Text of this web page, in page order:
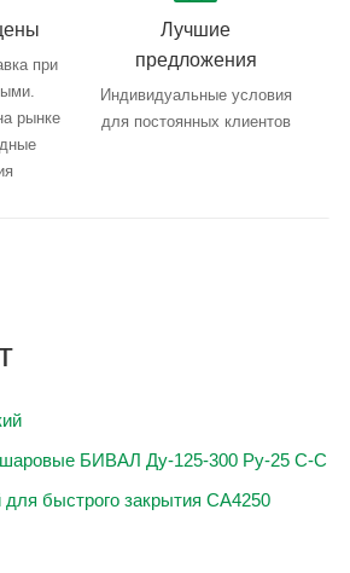
при
рынке
Лучшие
предложения
Индивидуальные условия
для постоянных клиентов
БИВАЛ Ду-125-300 Ру-25 С-С
быстрого закрытия CA4250